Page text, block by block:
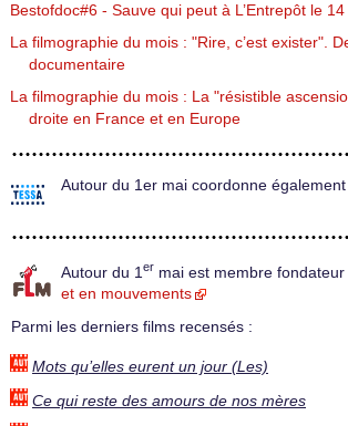
Bestofdoc#6 - Sauve qui peut à L’Entrepôt le
La filmographie du mois : "Rire, c’est exister".
documentaire
La filmographie du mois : La "résistible
droite en France et en Europe
Autour du 1er mai coordonne
Autour du 1 er mai est membre fondateur
et en mouvements
Parmi les derniers films recensés :
Mots qu’elles eurent un jour (Les)
Ce qui reste des amours de nos mères